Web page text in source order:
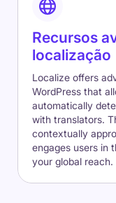
Recursos
localização
Localize offers
WordPress that
automatically
with translators.
contextually
engages users in
your global reach.